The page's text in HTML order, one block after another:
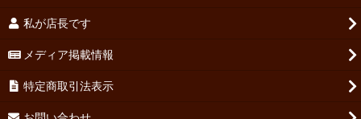
私が店長です
メディア掲載情報
特定商取引法表示